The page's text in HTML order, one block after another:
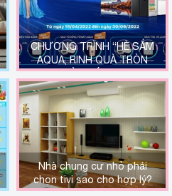
CHƯƠNG TRÌNH “HÈ SẮM
AQUA, RINH QUÀ TRÒN
CẢM HỨNG”
Nhà chung cư nhỏ phải
chọn tivi sao cho hợp lý?